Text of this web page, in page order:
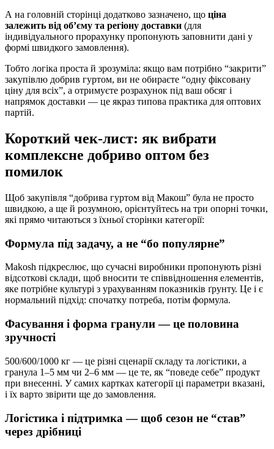
А на головній сторінці додатково зазначено, що ціна
залежить від об’єму та регіону доставки (для
індивідуального прорахунку пропонують заповнити дані у
формі швидкого замовлення).
Тобто логіка проста й зрозуміла: якщо вам потрібно “закрити”
закупівлю добрив гуртом, ви не обираєте “одну фіксовану
ціну для всіх”, а отримуєте розрахунок під ваш обсяг і
напрямок доставки — це якраз типова практика для оптових
партій.
Короткий чек-лист: як вибрати
комплексне добриво оптом без
помилок
Щоб закупівля “добрива гуртом від Макош” була не просто
швидкою, а ще й розумною, орієнтуйтесь на три опорні точки,
які прямо читаються з їхньої сторінки категорії:
Формула під задачу, а не “бо популярне”
Makosh підкреслює, що сучасні виробники пропонують різні
відсоткові склади, щоб вносити те співвідношення елементів,
яке потрібне культурі з урахуванням показників ґрунту. Це і є
нормальний підхід: спочатку потреба, потім формула.
Фасування і форма гранули — це половина
зручності
500/600/1000 кг — це різні сценарії складу та логістики, а
гранула 1–5 мм чи 2–6 мм — це те, як “поведе себе” продукт
при внесенні. У самих картках категорії ці параметри вказані,
і їх варто звірити ще до замовлення.
Логістика і підтримка — щоб сезон не “став”
через дрібниці